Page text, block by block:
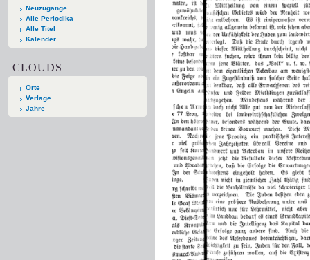
Neuzugänge
Alle Periodika
Alle Titel
Kalender
CLOUDS
Orte
Verlage
Jahre